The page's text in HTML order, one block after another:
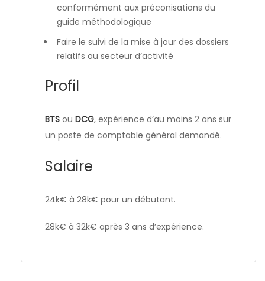
conformément aux préconisations du
guide méthodologique
Faire le suivi de la mise à jour des dossiers
relatifs au secteur d’activité
Profil
BTS ou DCG, expérience d’au moins 2 ans sur
un poste de comptable général demandé.
Salaire
24k€ à 28k€ pour un débutant.
28k€ à 32k€ après 3 ans d’expérience.